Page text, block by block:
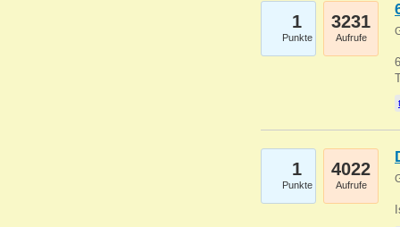
1
Punkte
3231
Aufrufe
1
Punkte
4022
Aufrufe